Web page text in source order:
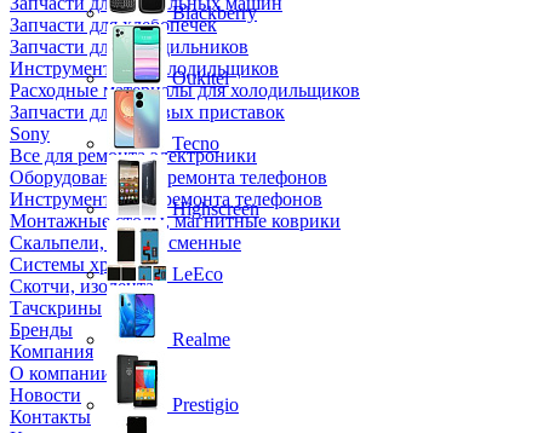
Запчасти для хлебопечек
Запчасти для холодильников
Инструмент для холодильщиков
Расходные материалы для холодильщиков
Запчасти для игровых приставок
Sony
Все для ремонта электроники
Оборудование для ремонта телефонов
Инструменты для ремонта телефонов
Монтажные столы, магнитные коврики
Скальпели, лезвия сменные
Системы хранения
Скотчи, изолента
Тачскрины
Бренды
Компания
О компании
Новости
Контакты
Blackberry
Oukitel
Tecno
Highscreen
LeEco
Realme
Prestigio